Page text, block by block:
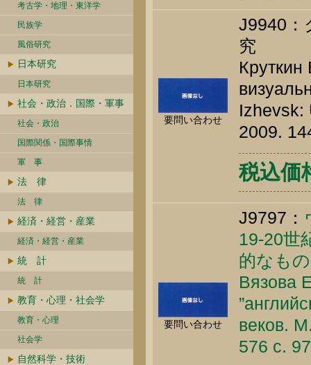
考古学・地理・東洋学
民族学
風俗研究
日本研究
日本研究
社会・政治．国際・軍事
社会・政治
国際関係・国際事情
軍 事
法 律
法 律
経済・経営・産業
経済・経営・産業
統 計
統 計
教育・心理・社会学
教育・心理
社会学
自然科学・技術
要問い合わせ
J9940
究
Izhevsk:
2009.
税込価
要問い合わせ
J9797：
19-20世
的なもの
Вязова
веков.
576 c.